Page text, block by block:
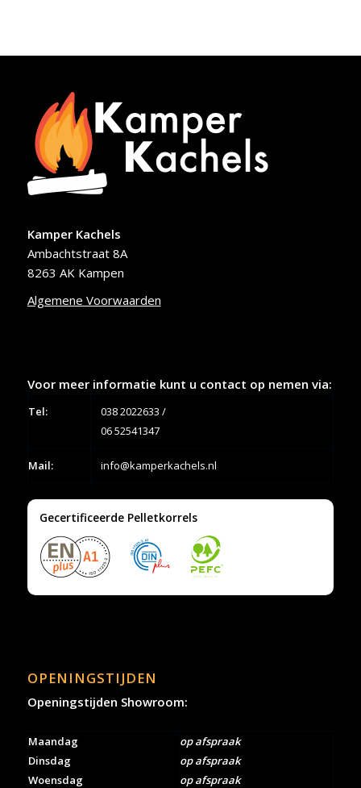
Kamper Kachels
Ambachtstraat 8A
8263 AK Kampen
Algemene Voorwaarden
Voor meer informatie kunt u contact op nemen via:
Tel: 038 2022633 /
06 52541347
Mail: info@kamperkachels.nl
Gecertificeerde Pelletkorrels
OPENINGSTIJDEN
Openingstijden Showroom:
Maandag
Dinsdag
Woensdag
op afspraak
op afspraak
op afspraak